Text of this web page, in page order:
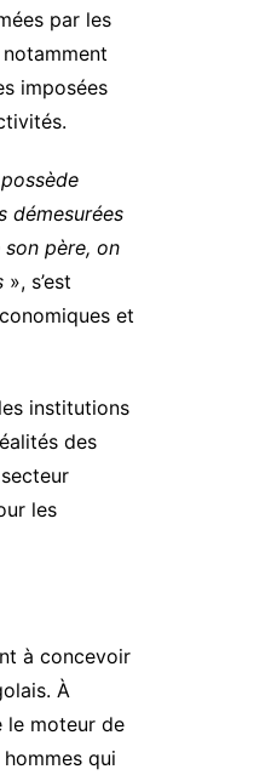
par les
imposées
démesurées
père, on
», s’est
et
institutions
des
les
à concevoir
À
le moteur de
qui